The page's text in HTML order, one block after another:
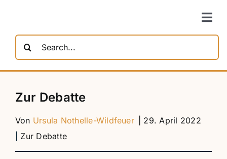
springen
nach:
Zur Debatte
Von Ursula Nothelle-Wildfeuer
| 29. April 2022
Zur Debatte